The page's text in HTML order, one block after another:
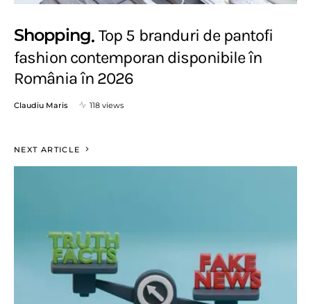
Shopping Top 5 branduri de pantofi
fashion contemporan disponibile în
România în 2026
Claudiu Maris 118 views
NEXT ARTICLE